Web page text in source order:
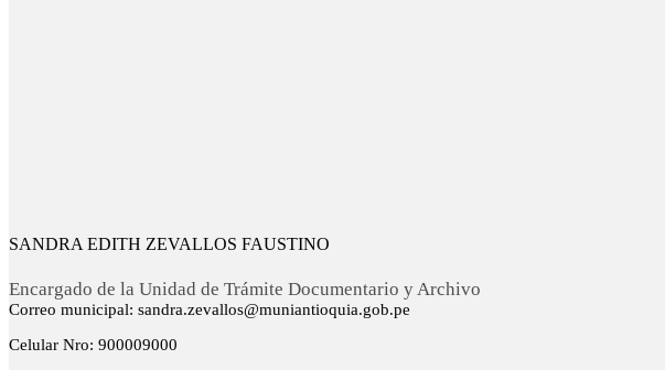
SANDRA EDITH ZEVALLOS FAUSTINO
Encargado de la Unidad de Trámite Documentario y Archivo
Correo municipal: sandra.zevallos@muniantioquia.gob.pe
Celular Nro: 900009000